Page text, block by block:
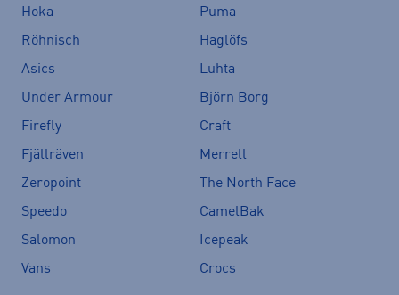
Hoka
Puma
Röhnisch
Haglöfs
Asics
Luhta
Under Armour
Björn Borg
Firefly
Craft
Fjällräven
Merrell
Zeropoint
The North Face
Speedo
CamelBak
Salomon
Icepeak
Vans
Crocs